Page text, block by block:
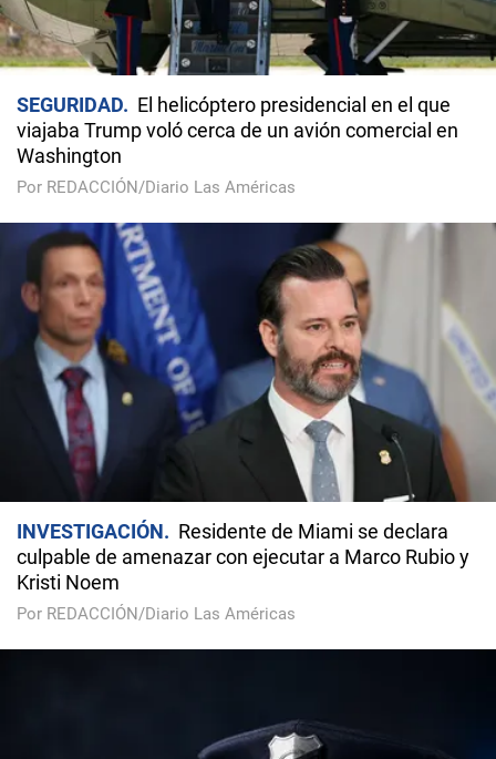
SEGURIDAD
El helicóptero presidencial en el que
viajaba Trump voló cerca de un avión comercial en
Washington
Por REDACCIÓN/Diario Las Américas
INVESTIGACIÓN
Residente de Miami se declara
culpable de amenazar con ejecutar a Marco Rubio y
Kristi Noem
Por REDACCIÓN/Diario Las Américas